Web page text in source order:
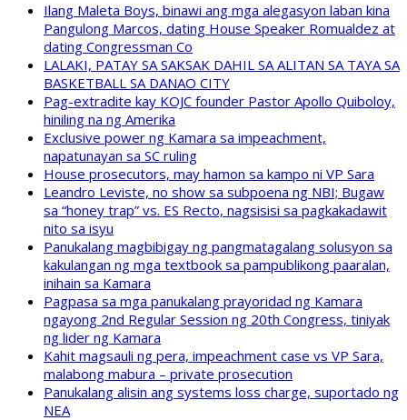
Ilang Maleta Boys, binawi ang mga alegasyon laban kina
Pangulong Marcos, dating House Speaker Romualdez at
dating Congressman Co
LALAKI, PATAY SA SAKSAK DAHIL SA ALITAN SA TAYA SA
BASKETBALL SA DANAO CITY
Pag-extradite kay KOJC founder Pastor Apollo Quiboloy,
hiniling na ng Amerika
Exclusive power ng Kamara sa impeachment,
napatunayan sa SC ruling
House prosecutors, may hamon sa kampo ni VP Sara
Leandro Leviste, no show sa subpoena ng NBI; Bugaw
sa “honey trap” vs. ES Recto, nagsisisi sa pagkakadawit
nito sa isyu
Panukalang magbibigay ng pangmatagalang solusyon sa
kakulangan ng mga textbook sa pampublikong paaralan,
inihain sa Kamara
Pagpasa sa mga panukalang prayoridad ng Kamara
ngayong 2nd Regular Session ng 20th Congress, tiniyak
ng lider ng Kamara
Kahit magsauli ng pera, impeachment case vs VP Sara,
malabong mabura – private prosecution
Panukalang alisin ang systems loss charge, suportado ng
NEA